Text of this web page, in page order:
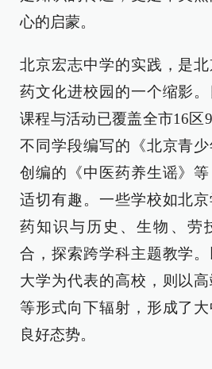
心的启蒙。
北京宏志中学的实践，是
药文化进校园的一个缩影
课程与活动已覆盖全市16区
不同学段编写的《北京青少
创编的《中医药养生谣》
适切有趣。一些学校如北
药知识与历史、生物、劳
合，探索跨学科主题教学
大学为代表的高校，则以
等形式向下辐射，形成了
良好态势。